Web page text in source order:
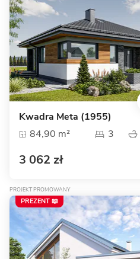
Kwadra Meta (1955)
84,90 m²
3
3 062 zł
PROJEKT PROMOWANY
PREZENT 📖